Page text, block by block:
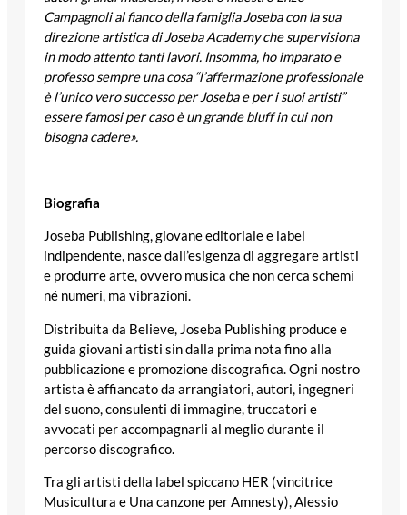
Campagnoli al fianco della famiglia Joseba con la sua
direzione artistica di Joseba Academy che supervisiona
in modo attento tanti lavori. Insomma, ho imparato e
professo sempre una cosa “l’affermazione professionale
è l’unico vero successo per Joseba e per i suoi artisti”
essere famosi per caso è un grande bluff in cui non
bisogna cadere».
Biografia
Joseba Publishing, giovane editoriale e label
indipendente, nasce dall’esigenza di aggregare artisti
e produrre arte, ovvero musica che non cerca schemi
né numeri, ma vibrazioni.
Distribuita da Believe, Joseba Publishing produce e
guida giovani artisti sin dalla prima nota fino alla
pubblicazione e promozione discografica. Ogni nostro
artista è affiancato da arrangiatori, autori, ingegneri
del suono, consulenti di immagine, truccatori e
avvocati per accompagnarli al meglio durante il
percorso discografico.
Tra gli artisti della label spiccano HER (vincitrice
Musicultura e Una canzone per Amnesty), Alessio